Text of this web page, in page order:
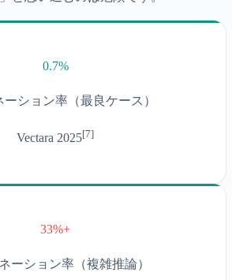
0.7%
ション率（最良ケース）
Vectara 2025[7]
33%+
ーション率（複雑推論）